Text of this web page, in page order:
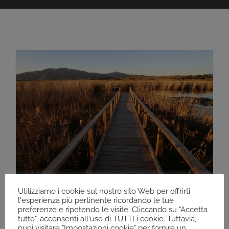
Un anno difficile …
02/01/2021
Utilizziamo i cookie sul nostro sito Web per offrirti
l'esperienza più pertinente ricordando le tue
preferenze e ripetendo le visite. Cliccando su "Accetta
tutto", acconsenti all'uso di TUTTI i cookie. Tuttavia,